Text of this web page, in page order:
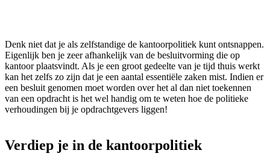
Denk niet dat je als zelfstandige de kantoorpolitiek kunt ontsnappen.
Eigenlijk ben je zeer afhankelijk van de besluitvorming die op
kantoor plaatsvindt. Als je een groot gedeelte van je tijd thuis werkt
kan het zelfs zo zijn dat je een aantal essentiële zaken mist. Indien er
een besluit genomen moet worden over het al dan niet toekennen
van een opdracht is het wel handig om te weten hoe de politieke
verhoudingen bij je opdrachtgevers liggen!
Verdiep je in de kantoorpolitiek